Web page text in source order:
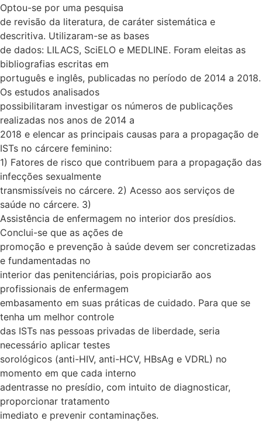
Optou-se por uma pesquisa
de revisão da literatura, de caráter sistemática e
descritiva. Utilizaram-se as bases
de dados: LILACS, SciELO e MEDLINE. Foram eleitas as
bibliografias escritas em
português e inglês, publicadas no período de 2014 a 2018.
Os estudos analisados
possibilitaram investigar os números de publicações
realizadas nos anos de 2014 a
2018 e elencar as principais causas para a propagação de
ISTs no cárcere feminino:
1) Fatores de risco que contribuem para a propagação das
infecções sexualmente
transmissíveis no cárcere. 2) Acesso aos serviços de
saúde no cárcere. 3)
Assistência de enfermagem no interior dos presídios.
Conclui-se que as ações de
promoção e prevenção à saúde devem ser concretizadas
e fundamentadas no
interior das penitenciárias, pois propiciarão aos
profissionais de enfermagem
embasamento em suas práticas de cuidado. Para que se
tenha um melhor controle
das ISTs nas pessoas privadas de liberdade, seria
necessário aplicar testes
sorológicos (anti-HIV, anti-HCV, HBsAg e VDRL) no
momento em que cada interno
adentrasse no presídio, com intuito de diagnosticar,
proporcionar tratamento
imediato e prevenir contaminações.